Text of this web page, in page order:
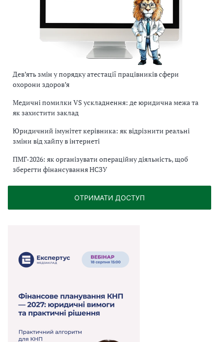
Дев’ять змін у порядку атестації працівників сфери
охорони здоров’я
Медичні помилки VS ускладнення: де юридична межа та
як захистити заклад
Юридичний імунітет керівника: як відрізнити реальні
зміни від хайпу в інтернеті
ПМГ-2026: як організувати операційну діяльність, щоб
зберегти фінансування НСЗУ
ОТРИМАТИ ДОСТУП